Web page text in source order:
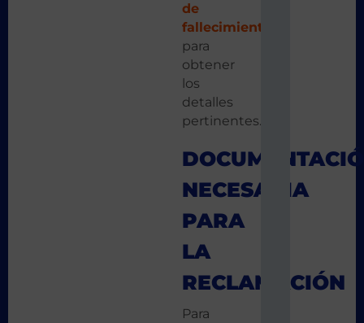
de
fallecimiento
para
obtener
los
detalles
pertinentes.
NECESARIA
PARA
LA
RECLAMACIÓN
Para